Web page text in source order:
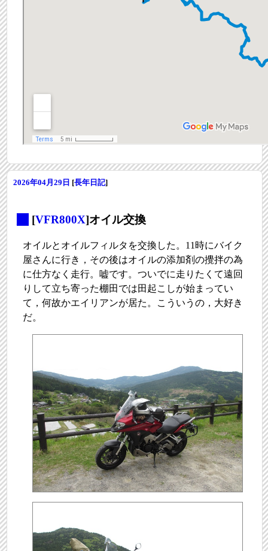
2026年04月29日 [長年日記]
[VFR800X]オイル交換
オイルとオイルフィルタを交換した。11時にバイク
屋さんに行き，その後はオイルの添加剤の攪拌の為
に仕方なく走行。嘘です。ついでに走りたくて遠回
りして立ち寄った棚田では田起こしが始まってい
て，何故かエイリアンが居た。こういうの，大好き
だ。